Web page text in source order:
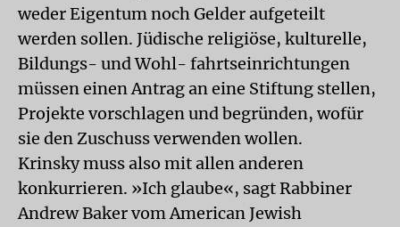
weder Eigentum noch Gelder aufgeteilt
werden sollen. Jüdische religiöse, kulturelle,
Bildungs- und Wohl- fahrtseinrichtungen
müssen einen Antrag an eine Stiftung stellen,
Projekte vorschlagen und begründen, wofür
sie den Zuschuss verwenden wollen.
Krinsky muss also mit allen anderen
konkurrieren. »Ich glaube«, sagt Rabbiner
Andrew Baker vom American Jewish